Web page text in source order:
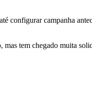
configurar campanha
tem chegado muita